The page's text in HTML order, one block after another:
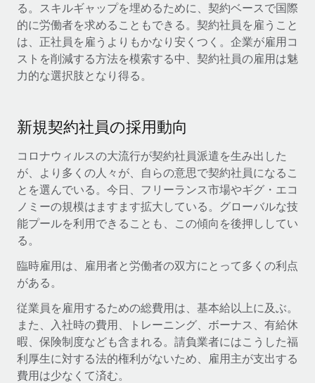
バックグラウンドチェック
候補者の選考プロセスをシンプルに
Compliance Watchtower
コンプライアンスリスクを先回りして対応
デバイス管理
ITデバイスを世界規模で提供・管理
法人設立
法令順守した法人をスピーディに設立
移住・転勤
従業員の異動をスムーズに
福利厚生
従業員の福利厚生を簡単に管理
活用事例
サポートを依頼する
すべてのリソースを表示する
EORおよびPEO
契約社員管理
税務
ブログを読む
ブログ
Remoteの製品アップデート：GustoとXeroの統合お
よびContractor Management Plus（契約社員管理
プラス）
Remoteの使命は、世界のどこにいても、あらゆる規模の企業が
業務に最適な人材を採用し、管理し、給与を支給できるようにす
る。スキルギャップを埋めるために、契約ベースで国際
的に労働者を求めることもできる。契約社員を雇うこと
は、正社員を雇うよりもかなり安くつく。企業が雇用コ
ストを削減する方法を模索する中、契約社員の雇用は魅
力的な選択肢となり得る。
新規契約社員の採用動向
コロナウィルスの大流行が契約社員派遣を生み出した
が、より多くの人々が、自らの意思で契約社員になるこ
とを選んでいる。今日、フリーランス市場やギグ・エコ
ノミーの規模はますます拡大している。グローバルな技
能プールを利用できることも、この傾向を後押ししてい
る。
臨時雇用は、雇用者と労働者の双方にとって多くの利点
がある。
従業員を雇用するための総費用は、基本給以上に及ぶ。
また、入社時の費用、トレーニング、ボーナス、有給休
暇、保険制度なども含まれる。請負業者にはこうした福
利厚生に対する法的権利がないため、雇用主が支出する
費用は少なくて済む。